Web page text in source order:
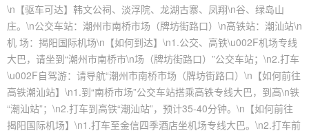
\n【驱车可达】韩文公祠、淡浮院、龙湖古寨、凤翔\n谷、绿岛山
庄。\n公交车站：潮州市南桥市场（牌坊街路口）\n高铁站：潮汕站\n
机 场：揭阳国际机场\n【如何到达】\n1.公交、高铁\u002F机场专线
大巴，请坐到“潮州市南桥市\n场（牌坊街路口）”公交车站；\n2.打车
\u002F自驾游：请导航“潮州市南桥市场（牌坊街路口）\n【如何前往
高铁潮汕站】\n1.到“南桥市场”公交车站搭乘高铁专线大巴，到高\n铁
“潮汕站”；\n2.打车到高铁“潮汕站”，预计35-40分钟。\n【如何前往
揭阳国际机场】\n1.打车至金信四季酒店坐机场专线大巴。\n2.打车前